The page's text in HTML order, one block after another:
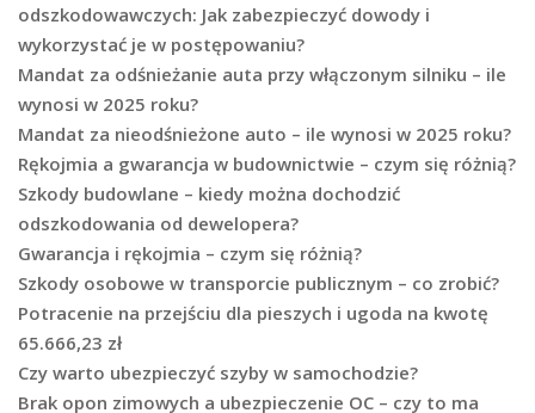
odszkodowawczych: Jak zabezpieczyć dowody i
wykorzystać je w postępowaniu?
Mandat za odśnieżanie auta przy włączonym silniku – ile
wynosi w 2025 roku?
Mandat za nieodśnieżone auto – ile wynosi w 2025 roku?
Rękojmia a gwarancja w budownictwie – czym się różnią?
Szkody budowlane – kiedy można dochodzić
odszkodowania od dewelopera?
Gwarancja i rękojmia – czym się różnią?
Szkody osobowe w transporcie publicznym – co zrobić?
Potracenie na przejściu dla pieszych i ugoda na kwotę
65.666,23 zł
Czy warto ubezpieczyć szyby w samochodzie?
Brak opon zimowych a ubezpieczenie OC – czy to ma